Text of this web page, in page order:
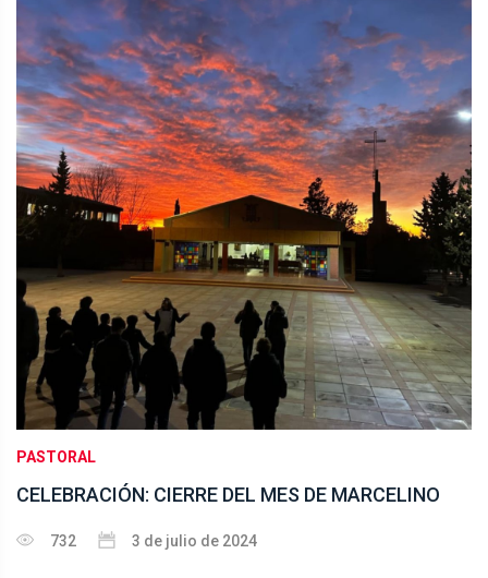
PASTORAL
CELEBRACIÓN: CIERRE DEL MES DE MARCELINO
732 3 de julio de 2024